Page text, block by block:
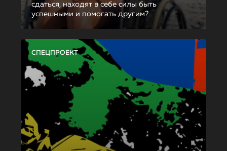
сдаться, находят в себе силы быть
успешными и помогать другим?
СПЕЦПРОЕКТ